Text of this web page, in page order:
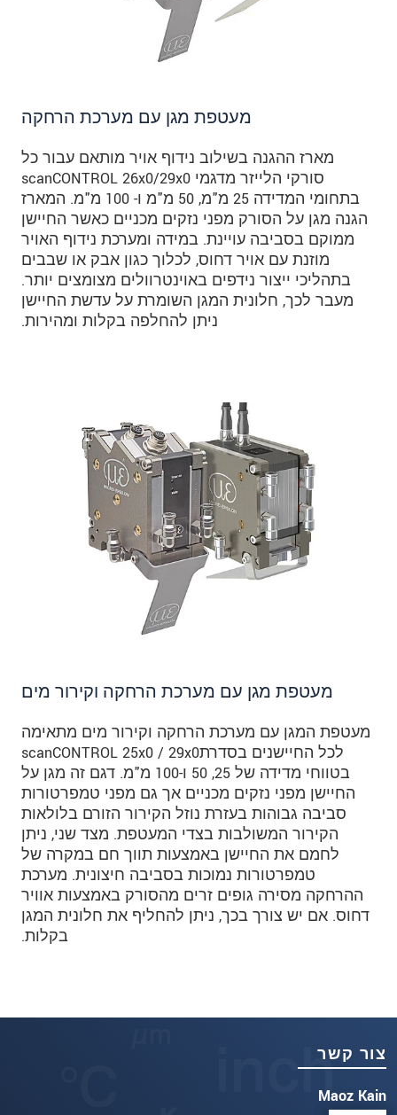
מעטפת מגן עם מערכת הרחקה
מארז ההגנה בשילוב נידוף אויר מותאם עבור כל
סורקי הלייזר מדגמי scanCONTROL 26x0/29x0
בתחומי המדידה 25 מ"מ, 50 מ"מ ו- 100 מ"מ. המארז
הגנה מגן על הסורק מפני נזקים מכניים כאשר החיישן
ממוקם בסביבה עויינת. במידה ומערכת נידוף האויר
מוזנת עם אויר דחוס, לכלוך כגון אבק או שבבים
בתהליכי ייצור נידפים באוינטרוולים מצומצים יותר.
מעבר לכך, חלונית המגן השומרת על עדשת החיישן
ניתן להחלפה בקלות ומהירות.
מעטפת מגן עם מערכת הרחקה וקירור מים
מעטפת המגן עם מערכת הרחקה וקירור מים מתאימה
לכל החיישנים בסדרתscanCONTROL 25x0 / 29x0
בטווחי מדידה של 25, 50 ו-100 מ"מ. דגם זה מגן על
החיישן מפני נזקים מכניים אך גם מפני טמפרטורות
סביבה גבוהות בעזרת נוזל הקירור הזורם בלולאות
הקירור המשולבות בצדי המעטפת. מצד שני, ניתן
לחמם את החיישן באמצעות תווך חם במקרה של
טמפרטורות נמוכות בסביבה חיצונית. מערכת
ההרחקה מסירה גופים זרים מהסורק באמצעות אוויר
דחוס. אם יש צורך בכך, ניתן להחליף את חלונית המגן
בקלות.
צור קשר
Maoz Kain